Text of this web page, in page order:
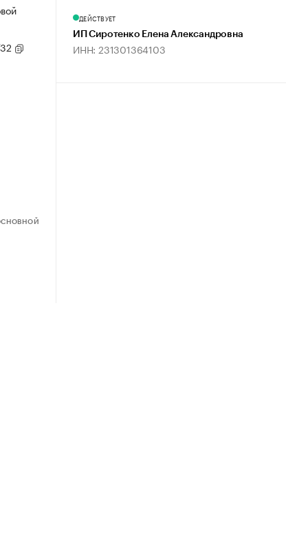
ДЕЙСТВУЕТ
ИП Сиротенко Елена Александровна
ИНН: 231301364103